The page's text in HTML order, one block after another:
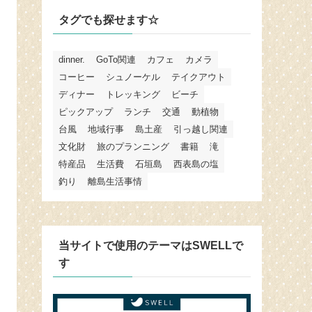
タグでも探せます☆
dinner. GoTo関連 カフェ
カメラ
コーヒー
シュノーケル
テイクアウト
ディナー
トレッキング
ビーチ
ピックアップ
ランチ 交通
動植物
台風
地域行事 島土産
引っ越し関連
文化財
旅のプランニング 書籍
滝
特産品
生活費 石垣島
西表島の塩
釣り
離島生活事情
当サイトで使用のテーマはSWELLで
す